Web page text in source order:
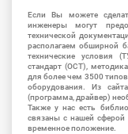
Если Вы можете
инженеры могут
технической
располагаем обширной
технические условия
стандарт (ОСТ),
для более чем 3500
оборудования. Из
(программа, драйвер)
Также у нас есть
связаны с нашей сферой
временное положение.